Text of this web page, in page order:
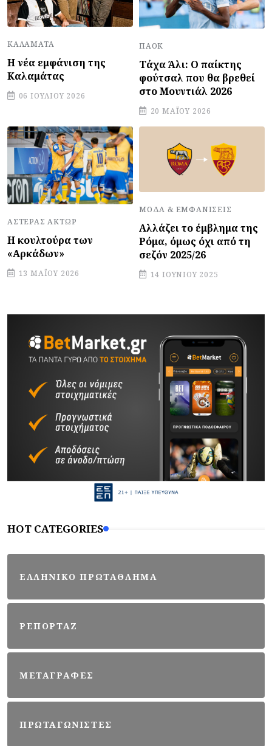
ΚΑΛΑΜΆΤΑ
Η νέα εμφάνιση της
Καλαμάτας
06 ΙΟΥΛΊΟΥ 2026
ΠΑΟΚ
Τάχα Άλι: Ο παίκτης
φούτσαλ που θα βρεθεί
στο Μουντιάλ 2026
20 ΜΑΪ́ΟΥ 2026
ΑΣΤΈΡΑΣ ΆΚΤΩΡ
Η κουλτούρα των
«Αρκάδων»
13 ΜΑΪ́ΟΥ 2026
ΜΌΔΑ & ΕΜΦΑΝΊΣΕΙΣ
Αλλάζει το έμβλημα της
Ρόμα, όμως όχι από τη
σεζόν 2025/26
14 ΙΟΥΝΊΟΥ 2025
HOT CATEGORIES
ΕΛΛΗΝΙΚΟ ΠΡΩΤΑΘΛΗΜΑ
ΡΕΠΟΡΤΑΖ
ΜΕΤΑΓΡΑΦΕΣ
ΠΡΩΤΑΓΩΝΙΣΤΕΣ